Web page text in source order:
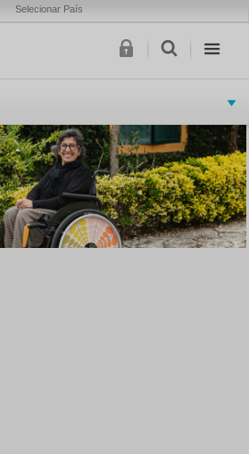
Selecionar País